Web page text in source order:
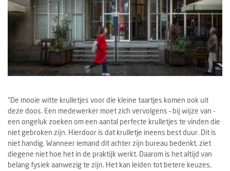
“De mooie witte krulletjes voor die kleine taartjes komen ook uit
deze doos. Een medewerker moet zich vervolgens – bij wijze van -
een ongeluk zoeken om een aantal perfecte krulletjes te vinden die
niet gebroken zijn. Hierdoor is dat krulletje ineens best duur. Dit is
niet handig. Wanneer iemand dit achter zijn bureau bedenkt, ziet
diegene niet hoe het in de praktijk werkt. Daarom is het altijd van
belang fysiek aanwezig te zijn. Het kan leiden tot betere keuzes,